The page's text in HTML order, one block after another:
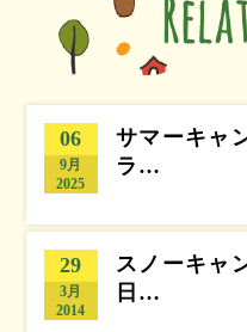
06
9月
2025
サマーキャ
ラ…
29
3月
2014
スノーキャ
日…